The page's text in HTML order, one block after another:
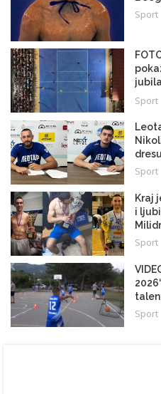
Sport
Sport
dresu
Sport
Kraj
i
Sport
Sport